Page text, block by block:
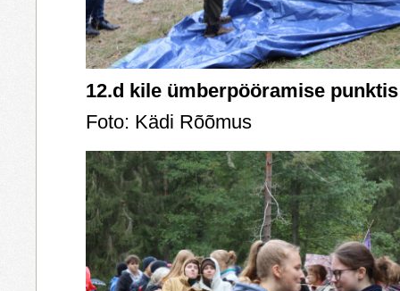
12.d kile ümberpööramise punktis
Foto: Kädi Rõõmus